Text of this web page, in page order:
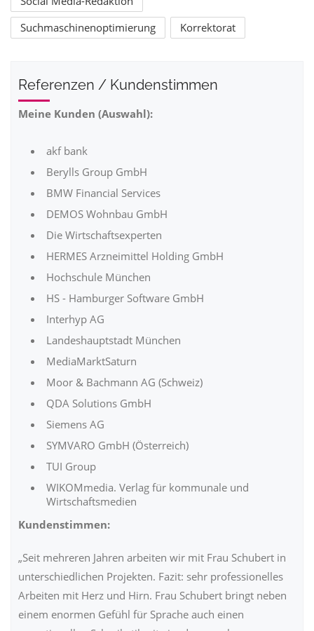
Suchmaschinenoptimierung
Korrektorat
Referenzen / Kundenstimmen
Meine Kunden (Auswahl):
akf bank
Berylls Group GmbH
BMW Financial Services
DEMOS Wohnbau GmbH
Die Wirtschaftsexperten
HERMES Arzneimittel Holding GmbH
Hochschule München
HS - Hamburger Software GmbH
Interhyp AG
Landeshauptstadt München
MediaMarktSaturn
Moor & Bachmann AG (Schweiz)
QDA Solutions GmbH
Siemens AG
SYMVARO GmbH (Österreich)
TUI Group
WIKOMmedia. Verlag für kommunale und
Wirtschaftsmedien
Kundenstimmen:
„Seit mehreren Jahren arbeiten wir mit Frau Schubert in
unterschiedlichen Projekten. Fazit: sehr professionelles
Arbeiten mit Herz und Hirn. Frau Schubert bringt neben
einem enormen Gefühl für Sprache auch einen